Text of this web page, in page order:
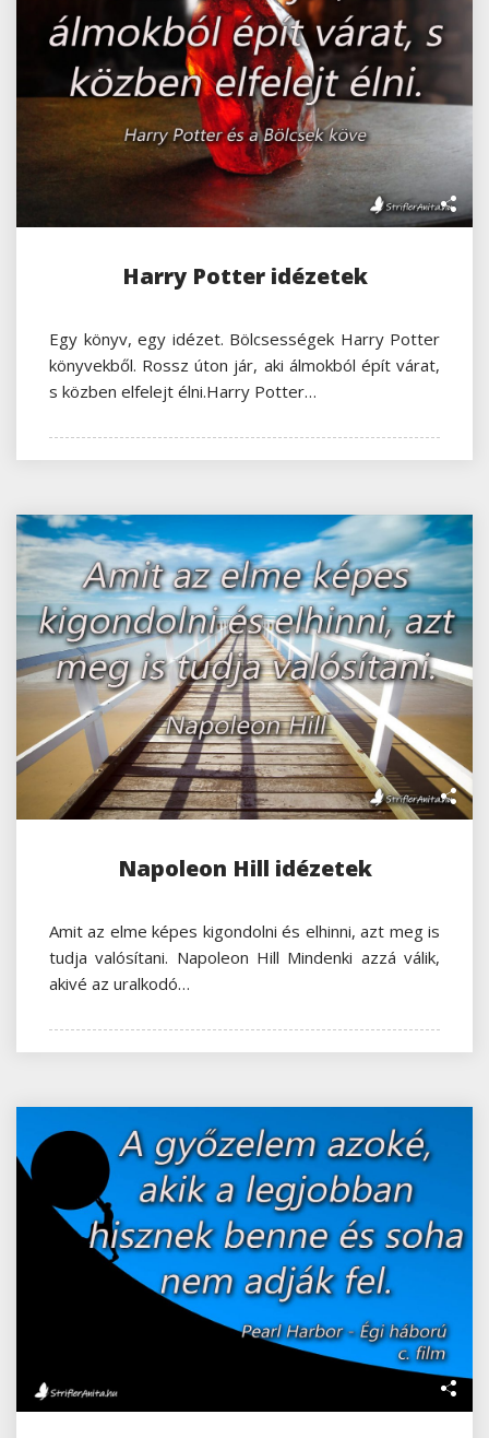
Harry Potter idézetek
Egy könyv, egy idézet. Bölcsességek Harry Potter
könyvekből. Rossz úton jár, aki álmokból épít várat,
s közben elfelejt élni.Harry Potter…
Napoleon Hill idézetek
Amit az elme képes kigondolni és elhinni, azt meg is
tudja valósítani. Napoleon Hill Mindenki azzá válik,
akivé az uralkodó…